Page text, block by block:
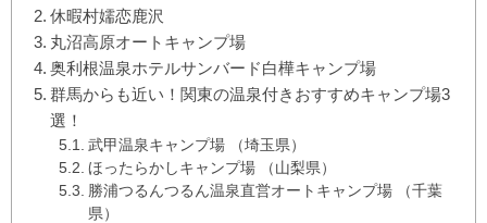
休暇村嬬恋鹿沢
丸沼高原オートキャンプ場
奥利根温泉ホテルサンバード白樺キャンプ場
群馬からも近い！関東の温泉付きおすすめキャンプ場3
選！
武甲温泉キャンプ場 （埼玉県）
ほったらかしキャンプ場 （山梨県）
勝浦つるんつるん温泉直営オートキャンプ場 （千葉
県）